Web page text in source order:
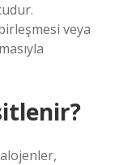
veya